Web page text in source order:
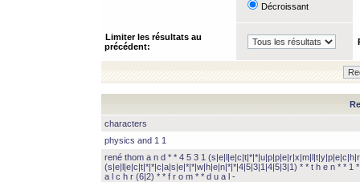
Décroissant
Limiter les résultats au
précédent:
characters
physics and 1 1
rené thom a n d * * 4 5 3 1
(s|e|l|e|c|t|*|*|c|a|s|e|*|*|w|h|e|n|*|*|4|5|3|1|4|5|3|1) * * t h e n * * 1
a l c h r (6|2) * * f r o m * * d u a l -